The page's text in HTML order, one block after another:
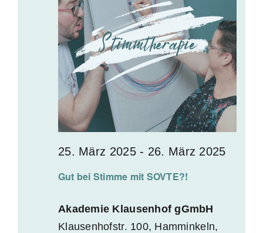
Gut bei Stimme mit SOVTE?!
25. März 2025- 26. März 2025
Akademie Klausenhof gGmbH
Klausenhofstr. 100, Hamminkeln,